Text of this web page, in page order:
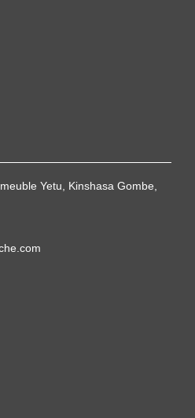
Yetu, Kinshasa Gombe,